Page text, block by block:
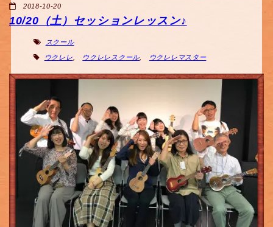
2018-10-20
10/20（土）セッションレッスン♪
スクール
ウクレレ ウクレレスクール, ウクレレマスター